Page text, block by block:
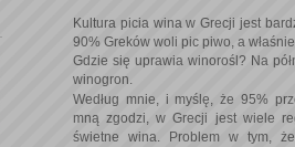
Kultura picia wina w Grecji jest
90% Greków woli pic piwo, a
Gdzie się uprawia winorośl? Na
winogron.
Według mnie, i myślę, że 95%
mną zgodzi, w Grecji jest wiele
świetne wina. Problem w tym,